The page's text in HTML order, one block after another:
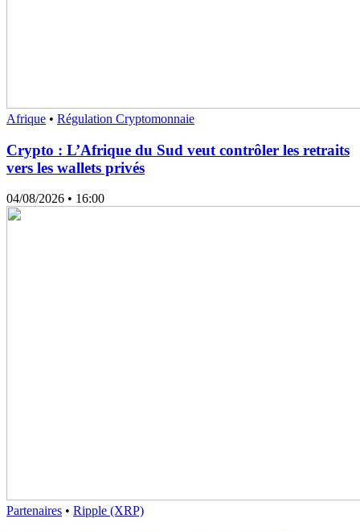
Afrique • Régulation Cryptomonnaie
Crypto : L’Afrique du Sud veut contrôler les retraits
vers les wallets privés
04/08/2026 • 16:00
Partenaires • Ripple (XRP)